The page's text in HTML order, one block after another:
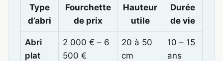
Type
d’abri
Fourchette
de prix
Hauteur
utile
Durée
de vie
Abri
plat
2 000 € – 6
500 €
20 à 50
cm
10 – 15
ans